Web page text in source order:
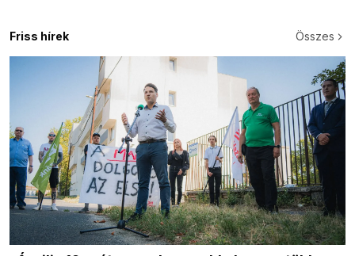
Friss hírek Összes